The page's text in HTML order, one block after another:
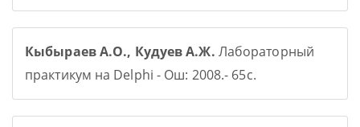
Кыбыраев А.О., Кудуев А.Ж. Лабораторный
практикум на Delphi - Ош: 2008.- 65с.